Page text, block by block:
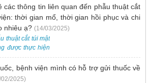
các thông tin liên quan đến phẫu thuật cắt
thời gian mổ, thời gian hồi phục và chi
nhiêu ạ? (14/03/2025)
thuật cắt túi mật
được thực hiện
nội soi, đây
xâm lấn, an toàn
bệnh viện mình có hỗ trợ gửi thuốc về
2025)